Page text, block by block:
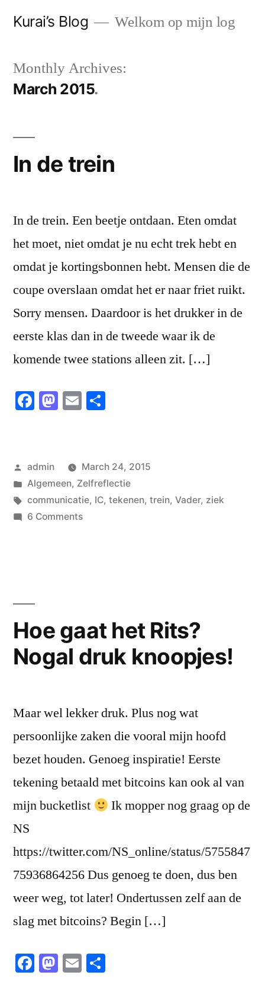
Kurai’s Blog Welkom op mijn log
Monthly Archives:
March 2015
In de trein
In de trein. Een beetje ontdaan. Eten omdat
het moet, niet omdat je nu echt trek hebt en
omdat je kortingsbonnen hebt. Mensen die de
coupe overslaan omdat het er naar friet ruikt.
Sorry mensen. Daardoor is het drukker in de
eerste klas dan in de tweede waar ik de
komende twee stations alleen zit. […]
Facebook
Mastodon
Email
Posted
by
admin
March 24, 2015
Posted
in
Algemeen, Zelfreflectie
Tags:
communicatie, IC, tekenen, trein, Vader, ziek
6 Commentson
Hoe gaat het Rits?
Nogal druk knoopjes!
Maar wel lekker druk. Plus nog wat
persoonlijke zaken die vooral mijn hoofd
bezet houden. Genoeg inspiratie! Eerste
tekening betaald met bitcoins kan ook al van
mijn bucketlist
Ik mopper nog graag op de
NS
https://twitter.com/NS_online/status/5755847
75936864256 Dus genoeg te doen, dus ben
weer weg, tot later! Ondertussen zelf aan de
slag met bitcoins? Begin […]
Facebook
Mastodon
Email